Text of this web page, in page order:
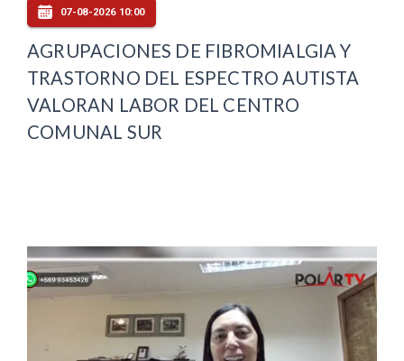
07-08-2026 10:00
AGRUPACIONES DE FIBROMIALGIA Y
TRASTORNO DEL ESPECTRO AUTISTA
VALORAN LABOR DEL CENTRO
COMUNAL SUR